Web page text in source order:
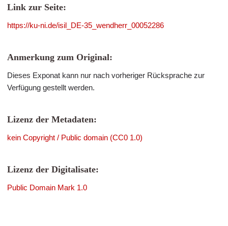
Link zur Seite:
https://ku-ni.de/isil_DE-35_wendherr_00052286
Anmerkung zum Original:
Dieses Exponat kann nur nach vorheriger Rücksprache zur
Verfügung gestellt werden.
Lizenz der Metadaten:
kein Copyright / Public domain (CC0 1.0)
Lizenz der Digitalisate:
Public Domain Mark 1.0